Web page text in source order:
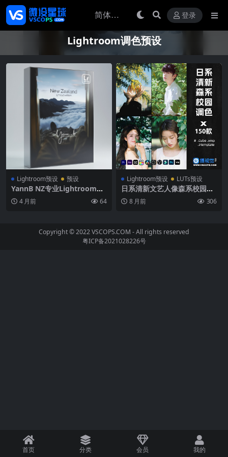
登录
Lightroom调色预设
Lightroom预设 预设
YannB NZ专业Lightroom预
设包 10款一键调色滤镜 适用
人像风景摄影LR预设
4 月前 64
Lightroom预设 LUTs预设
日系清新文艺人像森系校园调
色滤镜150款调色预设剪映达
芬奇PR PS AE FCPX LUT Lig
8 月前 306
Copyright © 2022VSCOPS.COM - All rights reserved
粤ICP备2021028226号
首页 分类 会员 我的